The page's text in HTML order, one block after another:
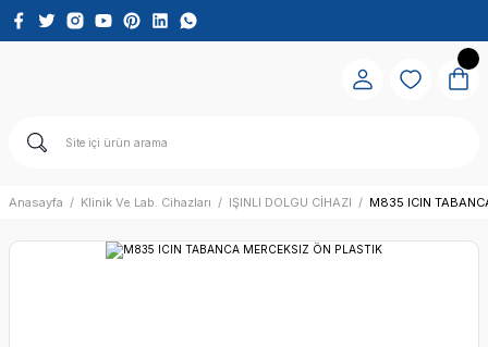
Anasayfa Klinik Ve Lab. Cihazları IŞINLI DOLGU CİHAZI M835 ICIN